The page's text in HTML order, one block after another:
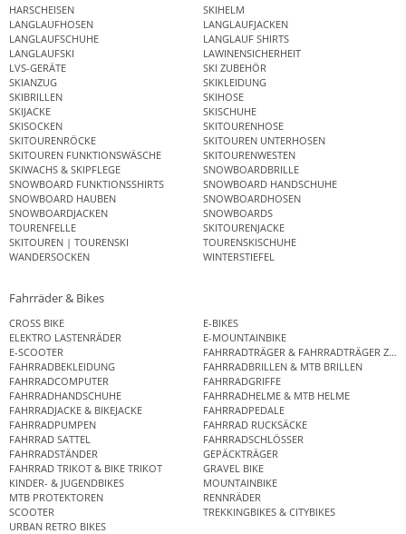
HARSCHEISEN
SKIHELM
LANGLAUFHOSEN
LANGLAUFJACKEN
LANGLAUFSCHUHE
LANGLAUF SHIRTS
LANGLAUFSKI
LAWINENSICHERHEIT
LVS-GERÄTE
SKI ZUBEHÖR
SKIANZUG
SKIKLEIDUNG
SKIBRILLEN
SKIHOSE
SKIJACKE
SKISCHUHE
SKISOCKEN
SKITOURENHOSE
SKITOURENRÖCKE
SKITOUREN UNTERHOSEN
SKITOUREN FUNKTIONSWÄSCHE
SKITOURENWESTEN
SKIWACHS & SKIPFLEGE
SNOWBOARDBRILLE
SNOWBOARD FUNKTIONSSHIRTS
SNOWBOARD HANDSCHUHE
SNOWBOARD HAUBEN
SNOWBOARDHOSEN
SNOWBOARDJACKEN
SNOWBOARDS
TOURENFELLE
SKITOURENJACKE
SKITOUREN | TOURENSKI
TOURENSKISCHUHE
WANDERSOCKEN
WINTERSTIEFEL
Fahrräder & Bikes
CROSS BIKE
E-BIKES
ELEKTRO LASTENRÄDER
E-MOUNTAINBIKE
E-SCOOTER
FAHRRADTRÄGER & FAHRRADTRÄGER
FAHRRADBEKLEIDUNG
FAHRRADBRILLEN & MTB BRILLEN
FAHRRADCOMPUTER
FAHRRADGRIFFE
FAHRRADHANDSCHUHE
FAHRRADHELME & MTB HELME
FAHRRADJACKE & BIKEJACKE
FAHRRADPEDALE
FAHRRADPUMPEN
FAHRRAD RUCKSÄCKE
FAHRRAD SATTEL
FAHRRADSCHLÖSSER
FAHRRADSTÄNDER
GEPÄCKTRÄGER
FAHRRAD TRIKOT & BIKE TRIKOT
GRAVEL BIKE
KINDER- & JUGENDBIKES
MOUNTAINBIKE
MTB PROTEKTOREN
RENNRÄDER
SCOOTER
TREKKINGBIKES & CITYBIKES
URBAN RETRO BIKES